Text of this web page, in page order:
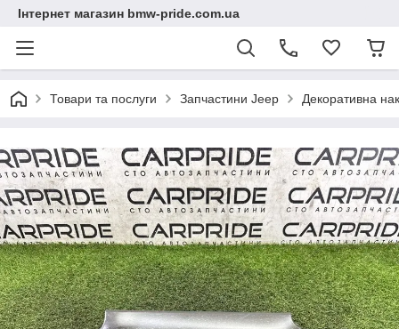
Інтернет магазин bmw-pride.com.ua
Товари та послуги Запчастини Jeep Декоративна